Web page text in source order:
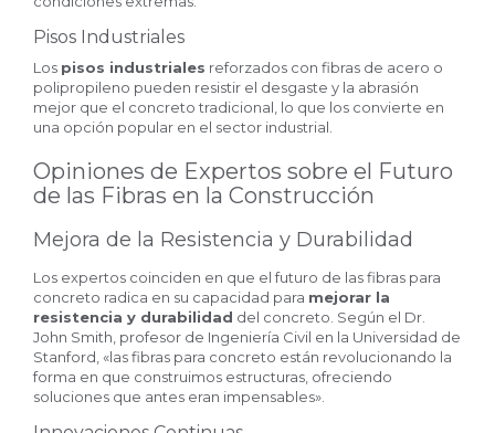
Pisos Industriales
Los pisos industriales reforzados con fibras de acero o
polipropileno pueden resistir el desgaste y la abrasión
mejor que el concreto tradicional, lo que los convierte en
una opción popular en el sector industrial.
Opiniones de Expertos sobre el Futuro
de las Fibras en la Construcción
Mejora de la Resistencia y Durabilidad
Los expertos coinciden en que el futuro de las fibras para
concreto radica en su capacidad para mejorar la
resistencia y durabilidad del concreto. Según el Dr.
John Smith, profesor de Ingeniería Civil en la Universidad de
Stanford, «las fibras para concreto están revolucionando la
forma en que construimos estructuras, ofreciendo
soluciones que antes eran impensables».